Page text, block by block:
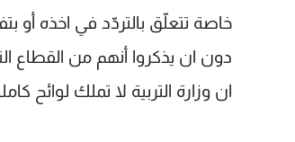
خاصة تتعلّق بالتردّد في اخذه
دون ان يذكروا أنهم من القطاع
ان وزارة التربية لا تملك لوائح